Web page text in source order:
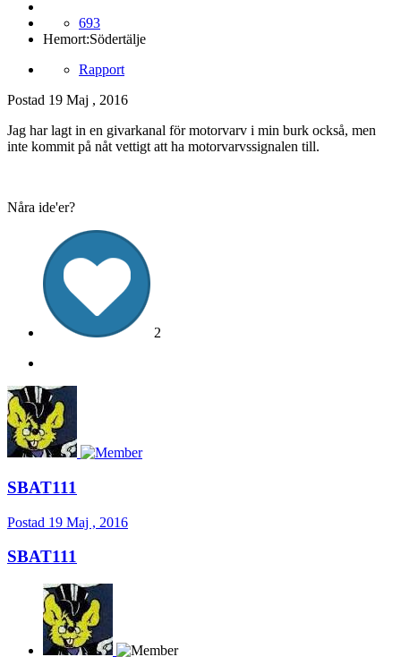
693
Hemort:Södertälje
Rapport
Postad 19 Maj , 2016
Jag har lagt in en givarkanal för motorvarv i min burk också, men
inte kommit på nåt vettigt att ha motorvarvssignalen till.
Nåra ide'er?
2
SBAT111
Postad 19 Maj , 2016
SBAT111